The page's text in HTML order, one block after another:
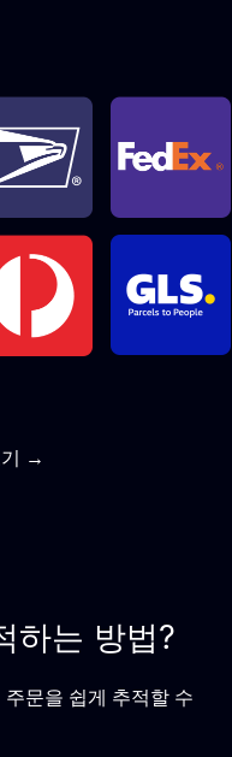
기 →
하는 방법?
문을 쉽게 추적할 수